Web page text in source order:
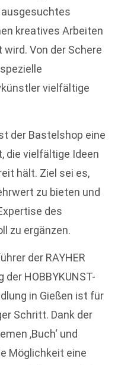
kreatives Arbeiten
Von der Schere
vielfältige
der Bastelshop eine
die vielfältige Ideen
hält. Ziel sei es,
zu bieten und
des
zu ergänzen.
der RAYHER
der HOBBYKUNST-
in Gießen ist für
Schritt. Dank der
‚Buch‘ und
Möglichkeit eine